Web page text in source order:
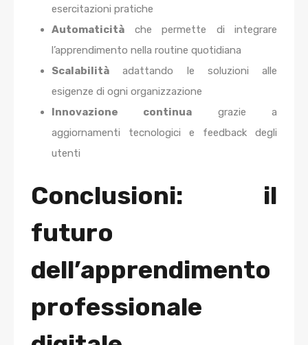
esercitazioni pratiche
Automaticità che permette di integrare
l’apprendimento nella routine quotidiana
Scalabilità adattando le soluzioni alle
esigenze di ogni organizzazione
Innovazione continua grazie a
aggiornamenti tecnologici e feedback degli
utenti
Conclusioni: il
futuro
dell’apprendimento
professionale